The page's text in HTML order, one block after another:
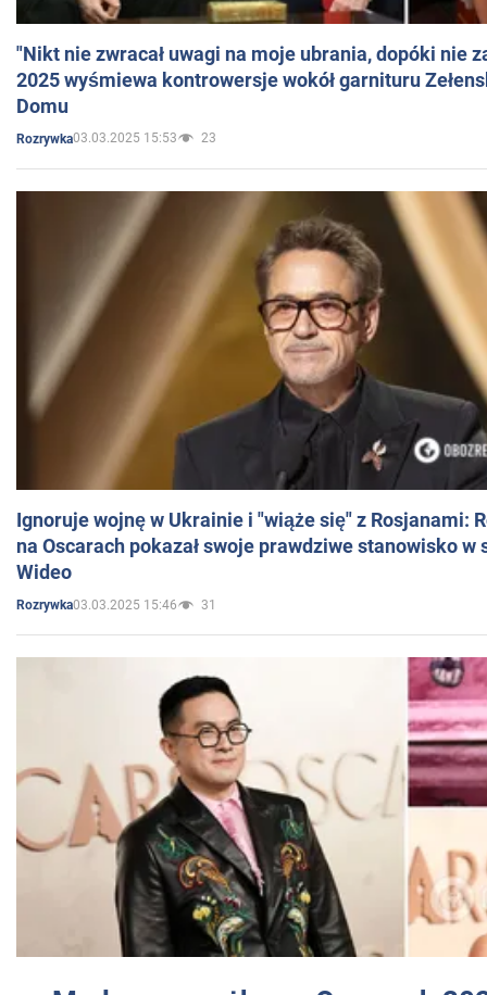
"Nikt nie zwracał uwagi na moje ubrania, dopóki nie
2025 wyśmiewa kontrowersje wokół garnituru
Domu
Rozrywka03.03.2025 15:53 23
Ignoruje wojnę w Ukrainie i "wiąże się" z Rosjanami:
na Oscarach pokazał swoje prawdziwe stanowisko w
Wideo
Rozrywka03.03.2025 15:46 31